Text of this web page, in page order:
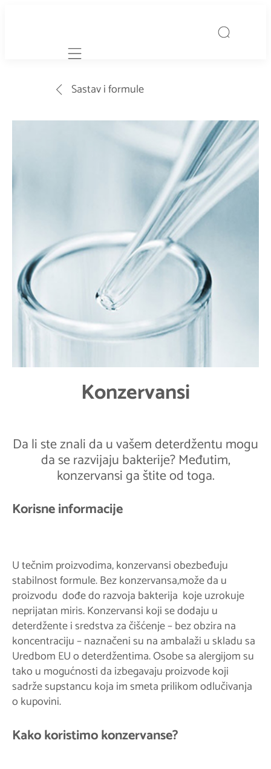
Mobile navigation
Sastav i formule
Konzervansi
Da li ste znali da u vašem deterdžentu mogu
da se razvijaju bakterije? Međutim,
konzervansi ga štite od toga.
Korisne informacije
U tečnim proizvodima, konzervansi obezbeđuju
stabilnost formule. Bez konzervansa,može da u
proizvodu dođe do razvoja bakterija koje uzrokuje
neprijatan miris. Konzervansi koji se dodaju u
deterdžente i sredstva za čišćenje – bez obzira na
koncentraciju – naznačeni su na ambalaži u skladu sa
Uredbom EU o deterdžentima. Osobe sa alergijom su
tako u mogućnosti da izbegavaju proizvode koji
sadrže supstancu koja im smeta prilikom odlučivanja
o kupovini.
Kako koristimo konzervanse?